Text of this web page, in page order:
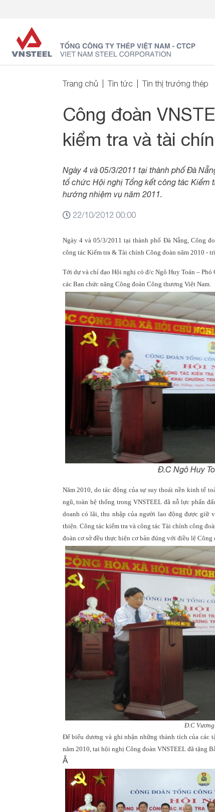
Trang chủ Tin tức Tin thị trường thép
Công đoàn
kiểm tra và tài
Ngày 4 và 05/3/2011 tại thành phố Đà
tổ chức Hội nghị Tổng kết công tác Kiểm
hướng nhiệm vụ năm 2011.
22/10/2012 00:00
Ngày 4 và 05/3/2011 tại thành phố Đà Nẵng, Công
công tác Kiểm tra & Tài chính Công đoàn năm 2010 -
Tới dự và chỉ đạo Hội nghị có đ/c Ngô Huy Toán –
các Ban chức năng Công đoàn Công thương Việt Nam.
Đ.C Ngô Huy
Năm 2010, do tác động của sự suy thoái nền kinh tế
ngũ, toàn hệ thống trong VNSTEEL đã nỗ lực phấn
doanh có lãi, thu nhập của người lao động được giữ
thiện. Công tác kiểm tra và công tác Tài chính công
đoàn cơ sở đều thực hiện cơ bản đúng với điều lệ Công
Đ.C
Để biểu dương và ghi nhận những thành tích của các
năm 2010, tại hội nghị Công đoàn VNSTEEL đã tặng
Â